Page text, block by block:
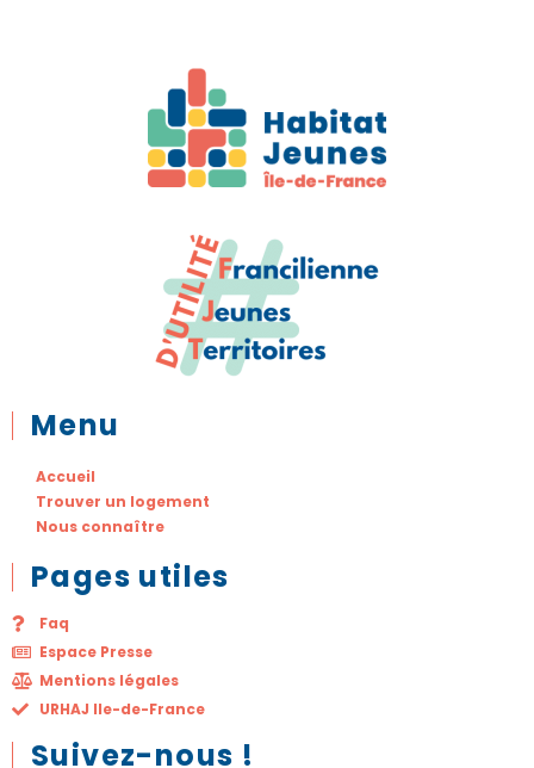
Menu
Accueil
Trouver un logement
Nous connaître
Pages utiles
Faq
Espace Presse
Mentions légales
URHAJ Ile-de-France
Suivez-nous !